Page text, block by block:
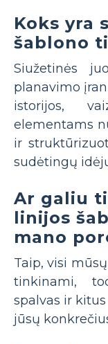
Koks yra
šablono
Siužetinės
planavimo
istorijos,
elementams
ir
sudėtingų
Ar galiu
linijos
mano
Taip, visi
tinkinami,
spalvas ir
jūsų